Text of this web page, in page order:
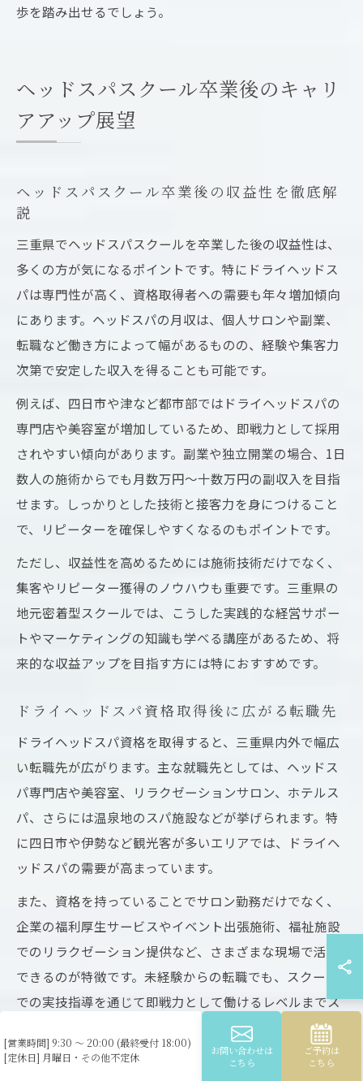
歩を踏み出せるでしょう。
ヘッドスパスクール卒業後のキャリ
アアップ展望
ヘッドスパスクール卒業後の収益性を徹底解
説
三重県でヘッドスパスクールを卒業した後の収益性は、
多くの方が気になるポイントです。特にドライヘッドス
パは専門性が高く、資格取得者への需要も年々増加傾向
にあります。ヘッドスパの月収は、個人サロンや副業、
転職など働き方によって幅があるものの、経験や集客力
次第で安定した収入を得ることも可能です。
例えば、四日市や津など都市部ではドライヘッドスパの
専門店や美容室が増加しているため、即戦力として採用
されやすい傾向があります。副業や独立開業の場合、1日
数人の施術からでも月数万円〜十数万円の副収入を目指
せます。しっかりとした技術と接客力を身につけること
で、リピーターを確保しやすくなるのもポイントです。
ただし、収益性を高めるためには施術技術だけでなく、
集客やリピーター獲得のノウハウも重要です。三重県の
地元密着型スクールでは、こうした実践的な経営サポー
トやマーケティングの知識も学べる講座があるため、将
来的な収益アップを目指す方には特におすすめです。
ドライヘッドスパ資格取得後に広がる転職先
ドライヘッドスパ資格を取得すると、三重県内外で幅広
い転職先が広がります。主な就職先としては、ヘッドス
パ専門店や美容室、リラクゼーションサロン、ホテルス
パ、さらには温泉地のスパ施設などが挙げられます。特
に四日市や伊勢など観光客が多いエリアでは、ドライヘ
ッドスパの需要が高まっています。
また、資格を持っていることでサロン勤務だけでなく、
企業の福利厚生サービスやイベント出張施術、福祉施設
でのリラクゼーション提供など、さまざまな現場で活躍
できるのが特徴です。未経験からの転職でも、スクール
での実技指導を通じて即戦力として働けるレベルまでス
転職を考える際は、求人情報のチェックや、卒業生の就
[営業時間] 9:30 ～ 20:00 (最終受付 18:00)
[定休日] 月曜日・その他不定休
お問い合わせは
こちら
ご予約は
こちら